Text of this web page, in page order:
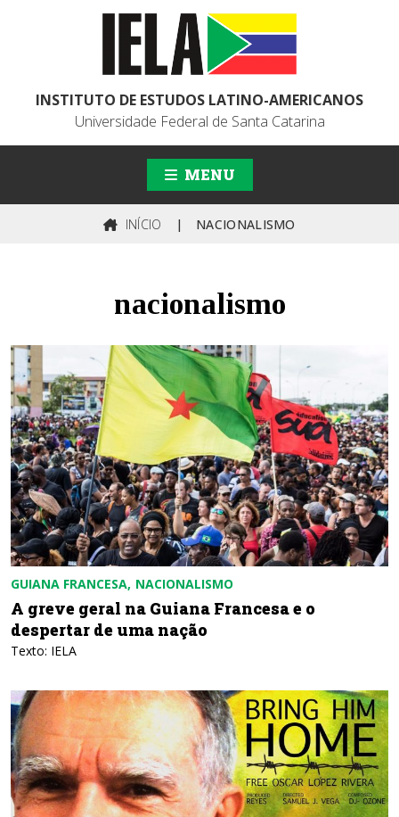
INSTITUTO DE ESTUDOS LATINO-AMERICANOS
Universidade Federal de Santa Catarina
MENU
INÍCIO | NACIONALISMO
nacionalismo
GUIANA FRANCESA NACIONALISMO
A greve geral na Guiana Francesa e o
despertar de uma nação
Texto: IELA